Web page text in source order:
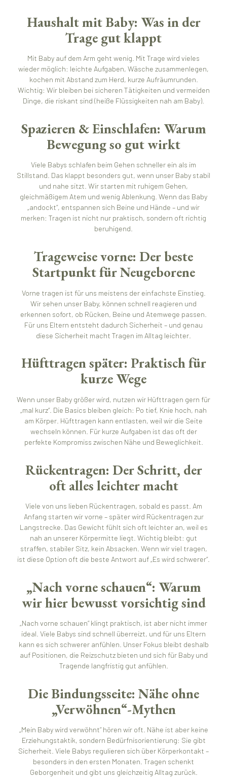
Haushalt mit Baby: Was in der
Trage gut klappt
Mit Baby auf dem Arm geht wenig. Mit Trage wird vieles
wieder möglich: leichte Aufgaben, Wäsche zusammenlegen,
kochen mit Abstand zum Herd, kurze Aufräumrunden.
Wichtig: Wir bleiben bei sicheren Tätigkeiten und vermeiden
Dinge, die riskant sind (heiße Flüssigkeiten nah am Baby).
Spazieren & Einschlafen: Warum
Bewegung so gut wirkt
Viele Babys schlafen beim Gehen schneller ein als im
Stillstand. Das klappt besonders gut, wenn unser Baby stabil
und nahe sitzt. Wir starten mit ruhigem Gehen,
gleichmäßigem Atem und wenig Ablenkung. Wenn das Baby
„andockt“, entspannen sich Beine und Hände – und wir
merken: Tragen ist nicht nur praktisch, sondern oft richtig
beruhigend.
Trageweise vorne: Der beste
Startpunkt für Neugeborene
Vorne tragen ist für uns meistens der einfachste Einstieg.
Wir sehen unser Baby, können schnell reagieren und
erkennen sofort, ob Rücken, Beine und Atemwege passen.
Für uns Eltern entsteht dadurch Sicherheit – und genau
diese Sicherheit macht Tragen im Alltag leichter.
Hüfttragen später: Praktisch für
kurze Wege
Wenn unser Baby größer wird, nutzen wir Hüfttragen gern für
„mal kurz“. Die Basics bleiben gleich: Po tief, Knie hoch, nah
am Körper. Hüfttragen kann entlasten, weil wir die Seite
wechseln können. Für kurze Aufgaben ist das oft der
perfekte Kompromiss zwischen Nähe und Beweglichkeit.
Rückentragen: Der Schritt, der
oft alles leichter macht
Viele von uns lieben Rückentragen, sobald es passt. Am
Anfang starten wir vorne – später wird Rückentragen zur
Langstrecke. Das Gewicht fühlt sich oft leichter an, weil es
nah an unserer Körpermitte liegt. Wichtig bleibt: gut
straffen, stabiler Sitz, kein Absacken. Wenn wir viel tragen,
ist diese Option oft die beste Antwort auf „Es wird schwerer“.
„Nach vorne schauen“: Warum
wir hier bewusst vorsichtig sind
„Nach vorne schauen“ klingt praktisch, ist aber nicht immer
ideal. Viele Babys sind schnell überreizt, und für uns Eltern
kann es sich schwerer anfühlen. Unser Fokus bleibt deshalb
auf Positionen, die Reizschutz bieten und sich für Baby und
Tragende langfristig gut anfühlen.
Die Bindungsseite: Nähe ohne
„Verwöhnen“-Mythen
„Mein Baby wird verwöhnt“ hören wir oft. Nähe ist aber keine
Erziehungstaktik, sondern Bedürfnisorientierung: Sie gibt
Sicherheit. Viele Babys regulieren sich über Körperkontakt –
besonders in den ersten Monaten. Tragen schenkt
Geborgenheit und gibt uns gleichzeitig Alltag zurück.